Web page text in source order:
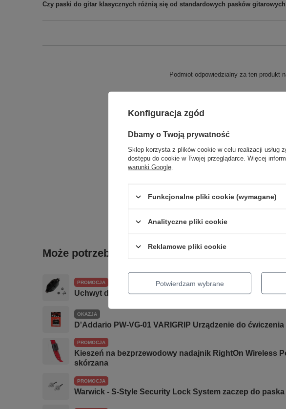
Czy paski do gitar klasycznych różnią się od standardowych pasków
Podmiot odpowiedzialny za ten produkt
Może potrzebujesz tego do gitary
PROMOCJA
Uchwyt do nadajnika Richter Transmitter Holder
OKAZJA
D'Addario PW-VG-01 VARIGRIP Urządzenie do
PROMOCJA
Kieszeń na bezprzewodowy nadajnik RightOn Wireless
skórzana
PROMOCJA
Warwick - S-Style Security Lock System zaczep do paska
Konfiguracja zgód
Dbamy o Twoją prywatność
Sklep korzysta z plików cookie w celu realizacji usług
dostępu do cookie w Twojej przeglądarce. Więcej
warunki Google
Funkcjonalne pliki cookie (wymagane)
Analityczne pliki cookie
Reklamowe pliki cookie
Potwierdzam wybrane